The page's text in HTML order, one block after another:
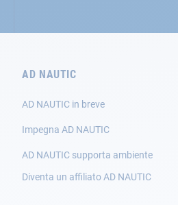
AD NAUTIC
AD NAUTIC in breve
Impegna AD NAUTIC
AD NAUTIC supporta ambiente
Diventa un affiliato AD NAUTIC